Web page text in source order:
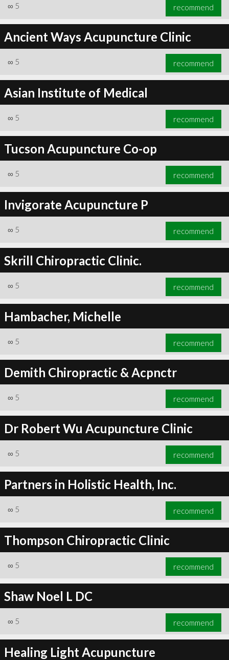
∞ 5 recommend
Ancient Ways Acupuncture Clinic
∞ 5 recommend
Asian Institute of Medical
∞ 5 recommend
Tucson Acupuncture Co-op
∞ 5 recommend
Invigorate Acupuncture P
∞ 5 recommend
Skrill Chiropractic Clinic.
∞ 5 recommend
Hambacher, Michelle
∞ 5 recommend
Demith Chiropractic & Acpnctr
∞ 5 recommend
Dr Robert Wu Acupuncture Clinic
∞ 5 recommend
Partners in Holistic Health, Inc.
∞ 5 recommend
Thompson Chiropractic Clinic
∞ 5 recommend
Shaw Noel L DC
∞ 5 recommend
Healing Light Acupuncture